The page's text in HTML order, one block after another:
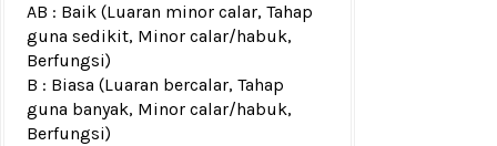
AB : Baik (Luaran minor calar, Tahap
guna sedikit, Minor calar/habuk,
Berfungsi)
B : Biasa (Luaran bercalar, Tahap
guna banyak, Minor calar/habuk,
Berfungsi)